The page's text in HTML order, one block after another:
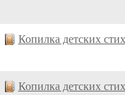
Копилка детских
Копилка детских